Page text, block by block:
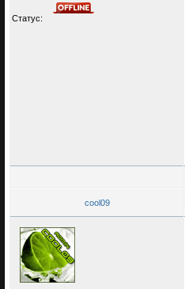
Статус:
cool09